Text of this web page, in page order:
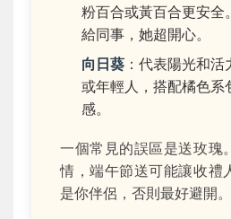
粉百合或黃百合更安全
給同事，她超開心。
向日葵 ：代表陽光和
或年輕人，搭配橘色系
感。
一個常見的誤區是送玫瑰
情，端午節送可能讓收禮
是你伴侶，否則最好避開。